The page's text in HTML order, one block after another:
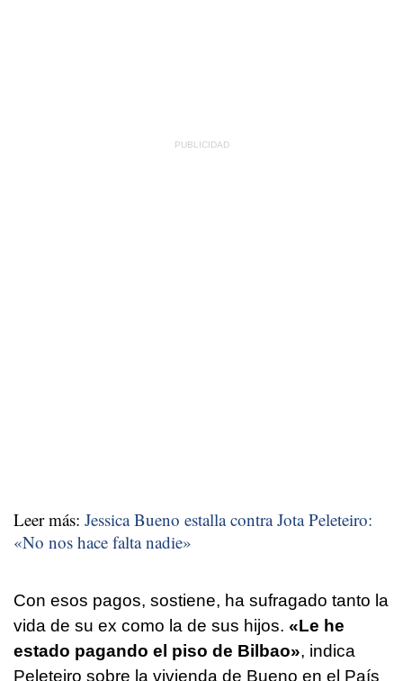
Leer más: Jessica Bueno estalla contra Jota Peleteiro:
«No nos hace falta nadie»
Con esos pagos, sostiene, ha sufragado tanto la
vida de su ex como la de sus hijos. «Le he
estado pagando el piso de Bilbao», indica
Peleteiro sobre la vivienda de Bueno en el País